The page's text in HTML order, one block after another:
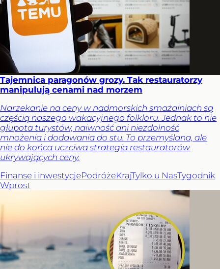
Tajemnica paragonów grozy. Tak restauratorzy
manipulują cenami nad morzem
Narzekanie na ceny w nadmorskich smażalniach są
częścią naszego wakacyjnego folkloru. Jednak to nie
głupota turystów, naiwność ani niezdolność
mnożenia i dodawania do stu. To przemyślana, ale
nie do końca uczciwa strategia restauratorów
ukrywających ceny.
Finanse i inwestycjePodróżeKrajTylko u NasTygodnik
Wprost